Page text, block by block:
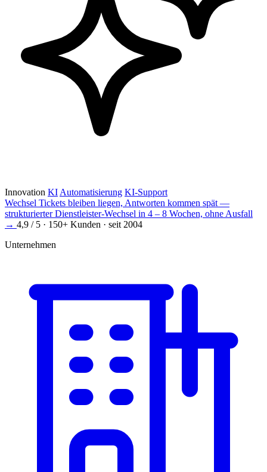
Innovation KI Automatisierung KI-Support
Wechsel Tickets bleiben liegen, Antworten kommen spät —
strukturierter Dienstleister-Wechsel in 4 – 8 Wochen, ohne Ausfall
→ 4,9 / 5 · 150+ Kunden · seit 2004
Unternehmen